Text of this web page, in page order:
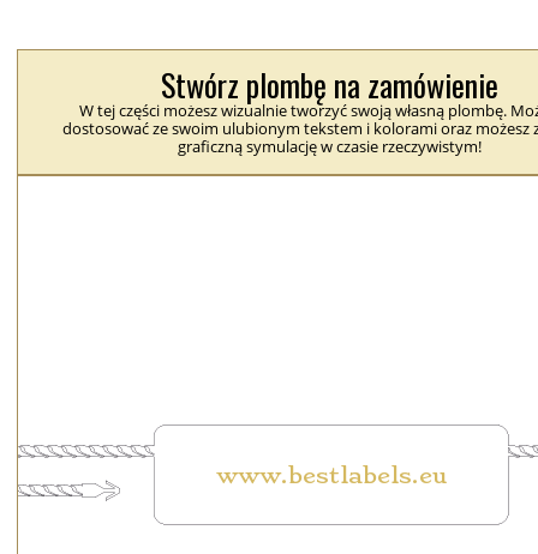
Stwórz plombę na zamówienie
W tej części możesz wizualnie tworzyć swoją własną plombę.
dostosować ze swoim ulubionym tekstem i kolorami oraz możesz
graficzną symulację w czasie rzeczywistym!